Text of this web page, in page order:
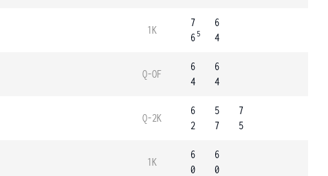
1K
7
6 5
6
4
Q-OF
6
4
6
4
Q-2K
6
2
5
7
7
5
1K
6
0
6
0